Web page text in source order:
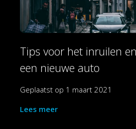
Tips voor het inruilen
een nieuwe auto
Geplaatst op 1 maart 2021
Lees meer